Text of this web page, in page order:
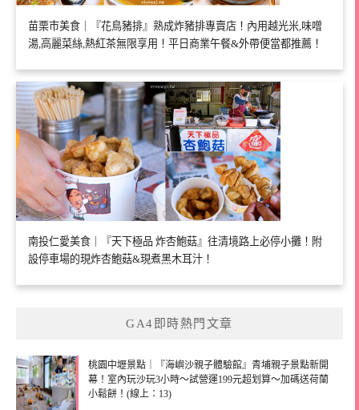
苗栗市美食｜『花鳥豬排』熟成炸豬排專賣店！內用越光米,味噌
湯,高麗菜絲,熱紅茶無限享用！平日商業午餐&外帶便當都推薦！
南投仁愛美食｜『天下極品 炸杏鮑菇』往清境路上必停小攤！附
設停車場的現炸杏鮑菇&現煮黑木耳汁！
GA4即時熱門文章
桃園中壢景點｜『海嶼沙親子體驗館』青埔親子景點新開
幕！室內玩沙玩3小時～試營運199元超划算～加碼送荷蘭
小鬆餅！(線上：13)